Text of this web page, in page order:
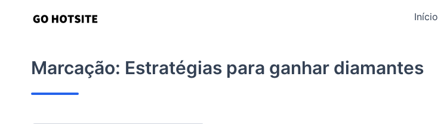
conteúdo
Início
Marcação: Estratégias para ganhar diamantes